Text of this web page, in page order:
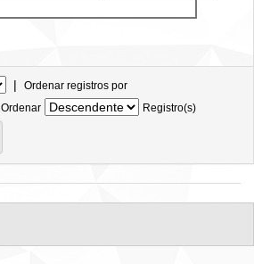
| Ordenar registros por
Ordenar
Registro(s)